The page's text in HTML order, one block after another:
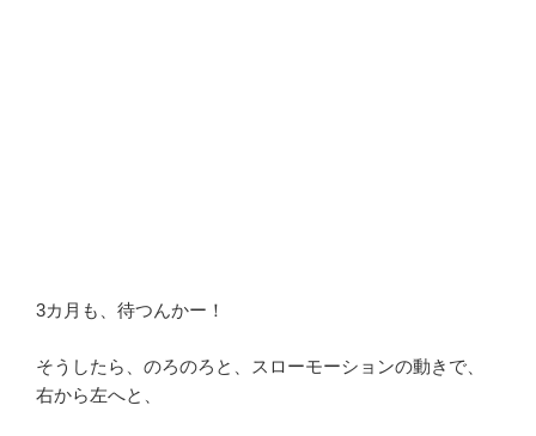
3カ月も、待つんかー！
そうしたら、のろのろと、スローモーションの動きで、
右から左へと、